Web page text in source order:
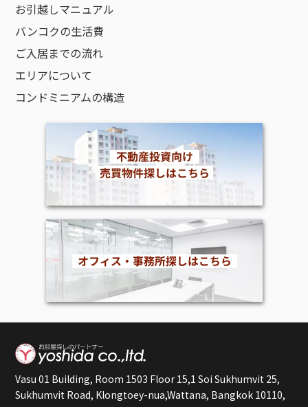
お引越しマニュアル
バンコクの生活費
ご入居までの流れ
エリアについて
コンドミニアムの構造
Vasu 01 Building, Room 1503 Floor 15,1 Soi Sukhumvit 25,
Sukhumvit Road, Klongtoey-nua,Wattana, Bangkok 10110,